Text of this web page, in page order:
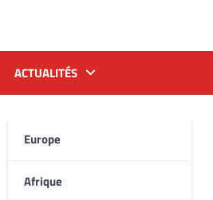
ACTUALITÉS
Europe
Afrique